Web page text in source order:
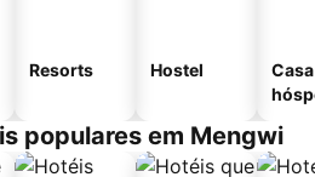
Resorts Hostel
populares em Mengwi